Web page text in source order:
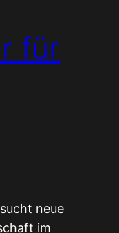
für
neue
im